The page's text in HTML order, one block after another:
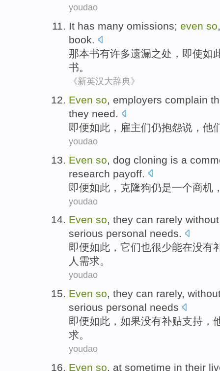
youdao
It has many omissions; even so
book.
那本书有许多遗漏之处， 即使如
书。
《新英汉大辞典》
Even so, employers complain
they need.
即便如此 ， 雇主们仍抱怨说 ， 他
youdao
Even so dog cloning is a
research payoff
即便如此 ， 克隆狗仍是一个商机
youdao
Even so, they can rarely without
serious personal needs.
即便如此 ， 它们也很少能在没有
人 需求。
youdao
Even so, they can rarely,
serious personal needs
即便如此 ， 如果没有补贴支持 ，
求。
youdao
Even so, at sometime in their